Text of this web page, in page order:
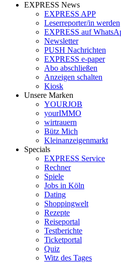
EXPRESS News
EXPRESS APP
Leserreporter/in werden
EXPRESS auf
Newsletter
PUSH Nachrichten
EXPRESS e-paper
Abo abschließen
Anzeigen schalten
Kiosk
Unsere Marken
YOURJOB
yourIMMO
wirtrauern
Bütz Mich
Kleinanzeigenmarkt
Specials
EXPRESS Service
Rechner
Spiele
Jobs in Köln
Dating
Shoppingwelt
Rezepte
Reiseportal
Testberichte
Ticketportal
Quiz
Witz des Tages